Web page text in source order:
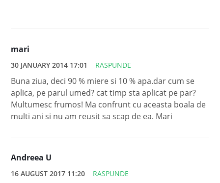
mari
30 JANUARY 2014 17:01 RASPUNDE
Buna ziua, deci 90 % miere si 10 % apa.dar cum se
aplica, pe parul umed? cat timp sta aplicat pe par?
Multumesc frumos! Ma confrunt cu aceasta boala de
multi ani si nu am reusit sa scap de ea. Mari
Andreea U
16 AUGUST 2017 11:20 RASPUNDE